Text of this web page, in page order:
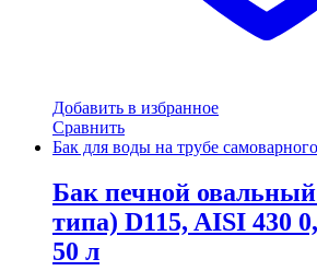
Добавить в избранное
Сравнить
Бак для воды на трубе
Бак печной овальный
типа) D115, AISI 430
50 л